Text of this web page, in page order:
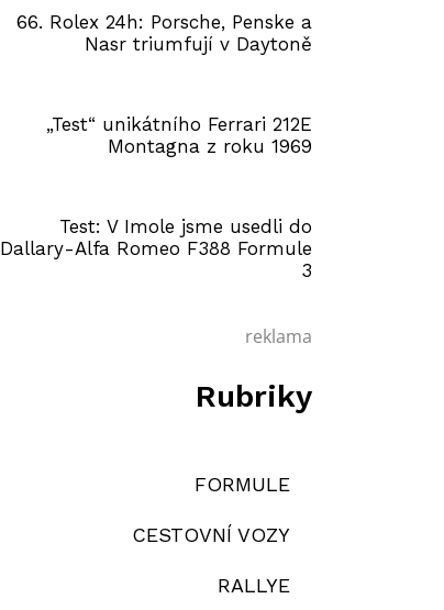
66. Rolex 24h: Porsche, Penske a
Nasr triumfují v Daytoně
„Test“ unikátního Ferrari 212E
Montagna z roku 1969
Test: V Imole jsme usedli do
Dallary-Alfa Romeo F388 Formule
3
reklama
Rubriky
FORMULE
CESTOVNÍ VOZY
RALLYE